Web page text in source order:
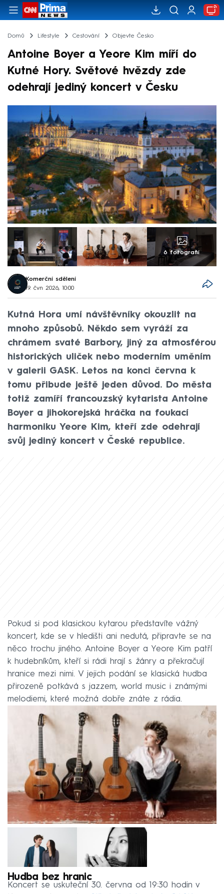
Domů Lifestyle Cestování Objevte Česko
Antoine Boyer a Yeore Kim míří do
Kutné Hory. Světové hvězdy zde
odehrají jediný koncert v Česku
6 fotografií
Komerční sdělení
19. čvn 2026, 10:00
Kutná Hora umí návštěvníky okouzlit na
mnoho způsobů. Někdo sem vyráží za
chrámem svaté Barbory, jiný za atmosférou
historických uliček nebo moderním uměním
v galerii GASK. Letos na konci června k
tomu přibude ještě jeden důvod. Do města
totiž zamíří francouzský kytarista Antoine
Boyer a jihokorejská hráčka na foukací
harmoniku Yeore Kim, kteří zde odehrají
svůj jediný koncert v České republice.
Pokud si pod klasickou kytarou představíte vážný
koncert, kde se v hledišti ani nedutá, připravte se na
něco trochu jiného. Antoine Boyer a Yeore Kim patří
k hudebníkům, kteří si rádi hrají s žánry a překračují
hranice mezi nimi. V jejich podání se klasická hudba
přirozeně potkává s jazzem, world music i známými
melodiemi, které možná dobře znáte z rádia.
Hudba bez hranic
Koncert se uskuteční 30. června od 19:30 hodin v